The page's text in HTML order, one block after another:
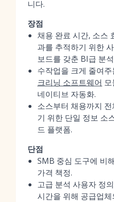
니다.
장점
채용 완료 시간, 소스
과를 추적하기 위한
보드를 갖춘 BI급 분
수작업을 크게 줄여주
크리닝 소프트웨어
네이티브 자동화.
소스부터 채용까지
기 위한 단일 정보 소
드 플랫폼.
단점
SMB 중심 도구에 비
가격 책정.
고급 분석 사용자 정
시간을 위해 공급업